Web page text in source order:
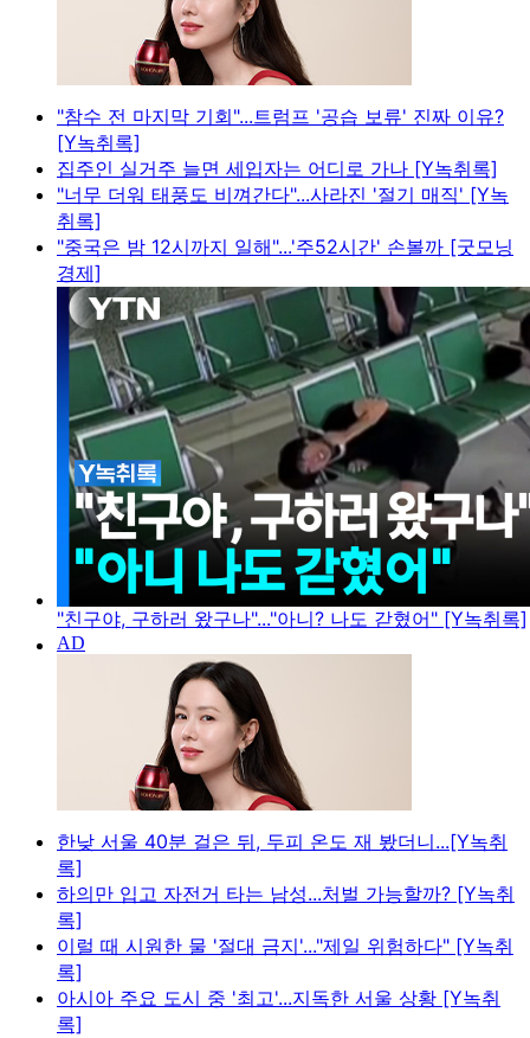
"참수 전 마지막 기회"...트럼프 '공습 보류' 진짜 이유?
[Y녹취록]
집주인 실거주 늘면 세입자는 어디로 가나 [Y녹취록]
"너무 더워 태풍도 비껴간다"...사라진 '절기 매직' [Y녹
취록]
"중국은 밤 12시까지 일해"...'주52시간' 손볼까 [굿모닝
경제]
"친구야, 구하러 왔구나"..."아니? 나도 갇혔어" [Y녹취록]
한낮 서울 40분 걸은 뒤, 두피 온도 재 봤더니...[Y녹취
록]
하의만 입고 자전거 타는 남성...처벌 가능할까? [Y녹취
록]
이럴 때 시원한 물 '절대 금지'..."제일 위험하다" [Y녹취
록]
아시아 주요 도시 중 '최고'...지독한 서울 상황 [Y녹취
록]